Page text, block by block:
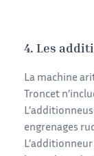
4. Les
La machine
Troncet
engrenages